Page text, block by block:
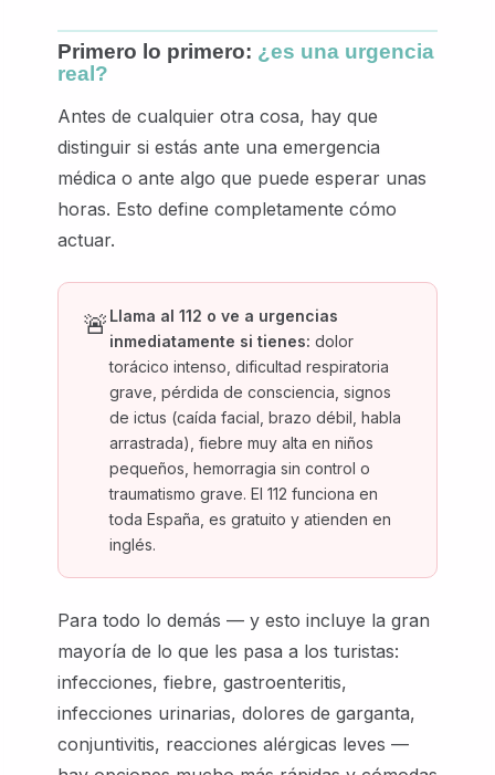
Primero lo primero: ¿es una urgencia
real?
Antes de cualquier otra cosa, hay que
distinguir si estás ante una emergencia
médica o ante algo que puede esperar unas
horas. Esto define completamente cómo
actuar.
🚨 Llama al 112 o ve a urgencias
inmediatamente si tienes: dolor
torácico intenso, dificultad respiratoria
grave, pérdida de consciencia, signos
de ictus (caída facial, brazo débil, habla
arrastrada), fiebre muy alta en niños
pequeños, hemorragia sin control o
traumatismo grave. El 112 funciona en
toda España, es gratuito y atienden en
inglés.
Para todo lo demás — y esto incluye la gran
mayoría de lo que les pasa a los turistas:
infecciones, fiebre, gastroenteritis,
infecciones urinarias, dolores de garganta,
conjuntivitis, reacciones alérgicas leves —